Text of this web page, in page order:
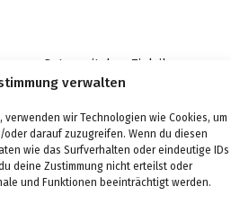
verwalten
wir Technologien wie Cookies, um
darauf zuzugreifen. Wenn du diesen
wie das Surfverhalten oder eindeutige IDs
deine Zustimmung nicht erteilst oder
und Funktionen beeinträchtigt werden.
Daten mit dem Ziel, ihre
die darin besteht, dass diese
die sich auf eine natürliche